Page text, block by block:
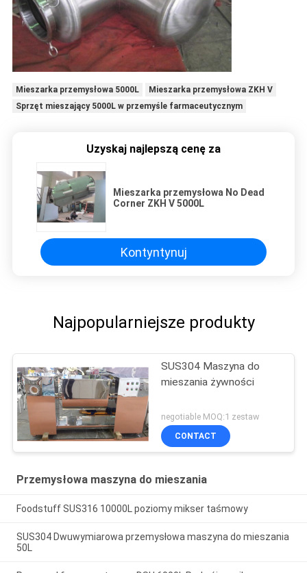
Mieszarka przemysłowa 5000L
Mieszarka przemysłowa ZKH V
Sprzęt mieszający 5000L w przemyśle farmaceutycznym
Uzyskaj najlepszą cenę za
Mieszarka przemysłowa No Dead
Corner ZKH V 5000L
Kontyntynuj
Najpopularniejsze produkty
SUS304 Maszyna do
mieszania żywności
negotiable MOQ:1 zestaw
CONTACT
Przemysłowa maszyna do mieszania
Foodstuff SUS316 10000L poziomy mikser taśmowy
SUS304 Dwuwymiarowa przemysłowa maszyna do mieszania
50L